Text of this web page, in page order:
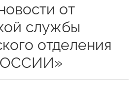
от
службы
отделения